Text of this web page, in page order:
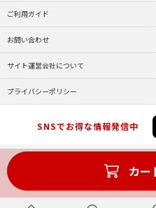
カー
ご利用ガイド
お問い合わせ
サイト運営会社について
プライバシーポリシー
SNSでお得な情報発信中